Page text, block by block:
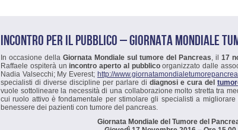
INCONTRO PER IL PUBBLICO – GIORNATA MONDIALE
In occasione della Giornata Mondiale sul tumore del Pancreas, il 17
Raffaele ospiterà un incontro aperto al pubblicoorganizzato dalle
Nadia Valsecchi; My Everest; http://
specialisti di diverse discipline per parlare di diagnosi e cura del
vuole sottolineare la necessità di una collaborazione molto stretta tra
cui ruolo attivo è fondamentale per stimolare gli specialisti a
benessere dei pazienti con tumore del pancreas.
Giornata Mondiale del Tumore del